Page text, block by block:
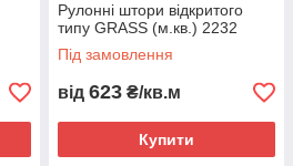
Рулонні штори відкритого
типу GRASS (м.кв.) 2232
Під замовлення
від 623 ₴/кв.м
Купити